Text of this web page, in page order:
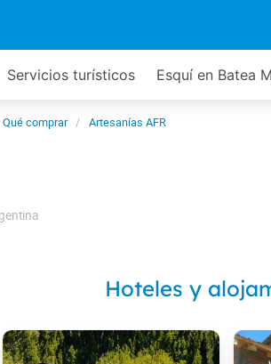
Servicios turísticos Esquí en Batea
Qué comprar Artesanías AFR
Hoteles y